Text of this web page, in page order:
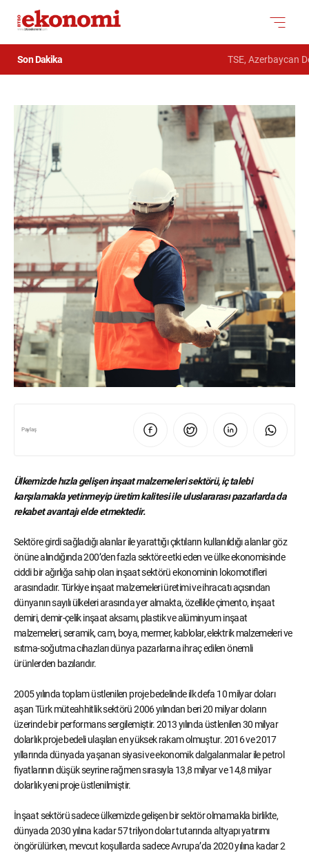
Son Dakika TSE, Azerbaycan
Paylaş
Ülkemizde hızla gelişen inşaat malzemeleri sektörü, iç talebi
karşılamakla yetinmeyip üretim kalitesi ile uluslararası pazarlarda da
rekabet avantajı elde etmektedir.
Sektöre girdi sağladığı alanlar ile yarattığı çıktıların kullanıldığı alanlar göz
önüne alındığında 200’den fazla sektöre etki eden ve ülke ekonomisinde
ciddi bir ağırlığa sahip olan inşaat sektörü ekonominin lokomotifleri
arasındadır. Türkiye inşaat malzemeleri üretimi ve ihracatı açısından
dünyanın sayılı ülkeleri arasında yer almakta, özellikle çimento, inşaat
demiri, demir-çelik inşaat aksamı, plastik ve alüminyum inşaat
malzemeleri, seramik, cam, boya, mermer, kablolar, elektrik malzemeleri ve
ısıtma-soğutma cihazları dünya pazarlarına ihraç edilen önemli
ürünlerden bazılarıdır.
2005 yılında toplam üstlenilen proje bedelinde ilk defa 10 milyar doları
aşan Türk müteahhitlik sektörü 2006 yılından beri 20 milyar doların
üzerinde bir performans sergilemiştir. 2013 yılında üstlenilen 30 milyar
dolarlık proje bedeli ulaşılan en yüksek rakam olmuştur. 2016 ve 2017
yıllarında dünyada yaşanan siyasi ve ekonomik dalgalanmalar ile petrol
fiyatlarının düşük seyrine rağmen sırasıyla 13,8 milyar ve 14,8 milyar
dolarlık yeni proje üstlenilmiştir.
İnşaat sektörü sadece ülkemizde gelişen bir sektör olmamakla birlikte,
dünyada 2030 yılına kadar 57 trilyon dolar tutarında altyapı yatırımı
öngörülürken, mevcut koşullarda sadece Avrupa’da 2020 yılına kadar 2